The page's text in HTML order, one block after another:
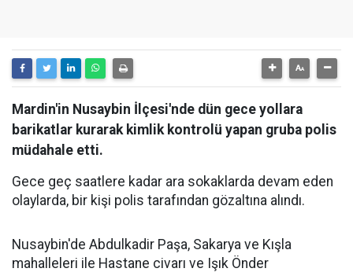
Mardin'in Nusaybin İlçesi'nde dün gece yollara
barikatlar kurarak kimlik kontrolü yapan gruba polis
müdahale etti.
Gece geç saatlere kadar ara sokaklarda devam eden
olaylarda, bir kişi polis tarafından gözaltına alındı.
Nusaybin'de Abdulkadir Paşa, Sakarya ve Kışla
mahalleleri ile Hastane civarı ve Işık Önder